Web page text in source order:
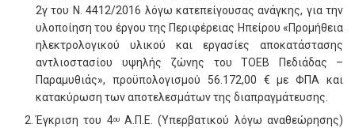
2γ του Ν. 4412/2016 λόγω κατεπείγουσας ανάγκης, για την
υλοποίηση του έργου της Περιφέρειας Ηπείρου «Προμήθεια
ηλεκτρολογικού υλικού και εργασίες αποκατάστασης
αντλιοστασίου υψηλής ζώνης του ΤΟΕΒ Πεδιάδας –
Παραμυθιάς», προϋπολογισμού 56.172,00 € με ΦΠΑ και
κατακύρωση των αποτελεσμάτων της διαπραγμάτευσης.
Έγκριση του 4ουΑ.Π.Ε. (Υπερβατικού λόγω αναθεώρησης)